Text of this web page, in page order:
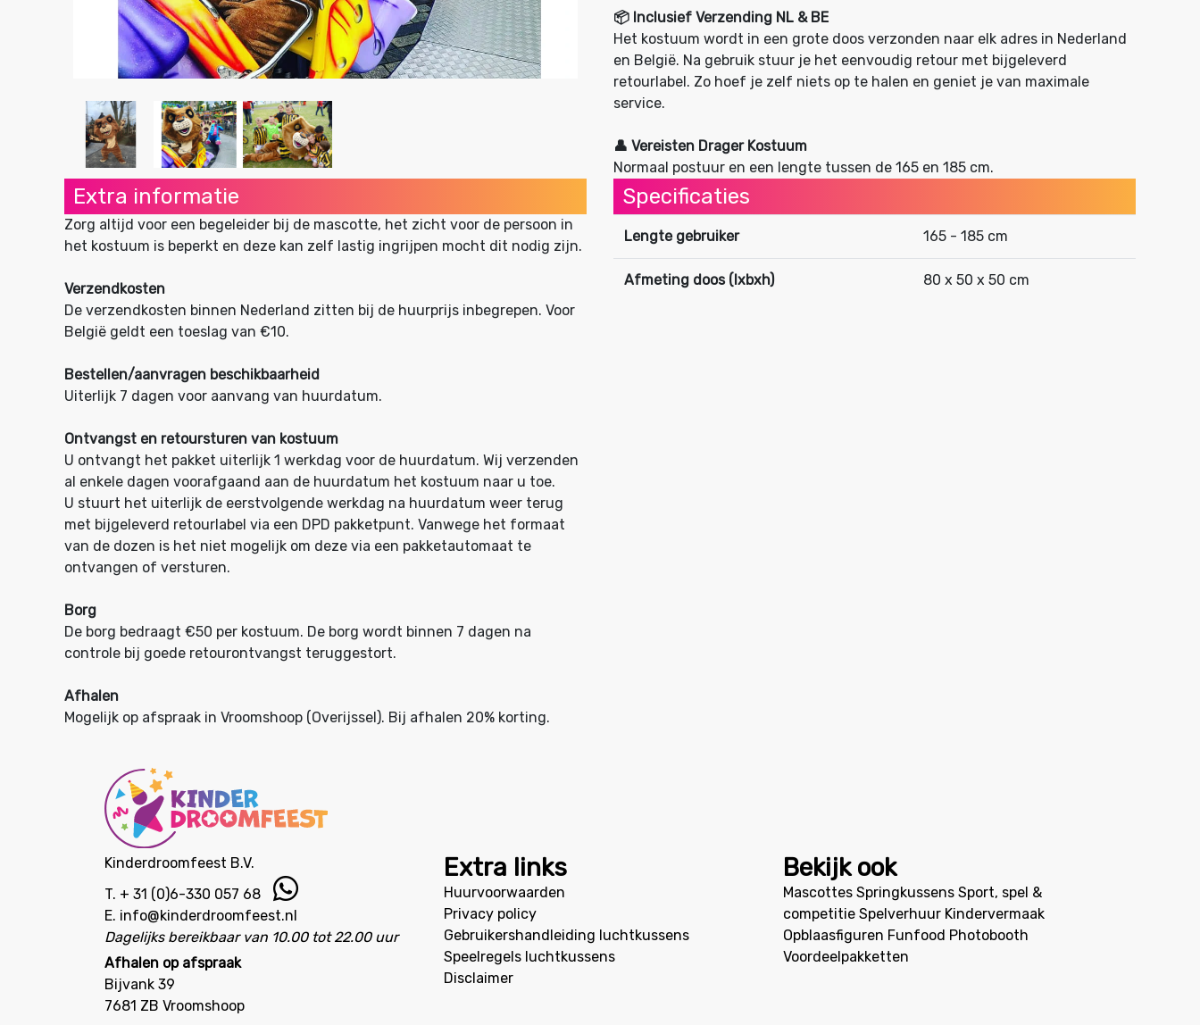
📦 Inclusief Verzending NL & BE
Het kostuum wordt in een grote doos verzonden naar elk adres in Nederland
en België. Na gebruik stuur je het eenvoudig retour met bijgeleverd
retourlabel. Zo hoef je zelf niets op te halen en geniet je van maximale
service.
👤 Vereisten Drager Kostuum
Normaal postuur en een lengte tussen de 165 en 185 cm.
Extra informatie
Zorg altijd voor een begeleider bij de mascotte, het zicht voor de persoon in
het kostuum is beperkt en deze kan zelf lastig ingrijpen mocht dit nodig zijn.
Verzendkosten
De verzendkosten binnen Nederland zitten bij de huurprijs inbegrepen. Voor
België geldt een toeslag van €10.
Bestellen/aanvragen beschikbaarheid
Uiterlijk 7 dagen voor aanvang van huurdatum.
Ontvangst en retoursturen van kostuum
U ontvangt het pakket uiterlijk 1 werkdag voor de huurdatum. Wij verzenden
al enkele dagen voorafgaand aan de huurdatum het kostuum naar u toe.
U stuurt het uiterlijk de eerstvolgende werkdag na huurdatum weer terug
met bijgeleverd retourlabel via een DPD pakketpunt. Vanwege het formaat
van de dozen is het niet mogelijk om deze via een pakketautomaat te
ontvangen of versturen.
Borg
De borg bedraagt €50 per kostuum. De borg wordt binnen 7 dagen na
controle bij goede retourontvangst teruggestort.
Afhalen
Mogelijk op afspraak in Vroomshoop (Overijssel). Bij afhalen 20% korting.
Specificaties
Lengte gebruiker 165 - 185 cm
Afmeting doos (lxbxh) 80 x 50 x 50 cm
Kinderdroomfeest B.V.
T. + 31 (0)6-330 057 68
E. info@kinderdroomfeest.nl
Dagelijks bereikbaar van 10.00 tot 22.00 uur
Afhalen op afspraak
Bijvank 39
7681 ZB Vroomshoop
Extra links
Huurvoorwaarden
Privacy policy
Gebruikershandleiding luchtkussens
Speelregels luchtkussens
Disclaimer
Bekijk ook
Mascottes Springkussens Sport, spel &
competitie Spelverhuur Kindervermaak
Opblaasfiguren Funfood Photobooth
Voordeelpakketten